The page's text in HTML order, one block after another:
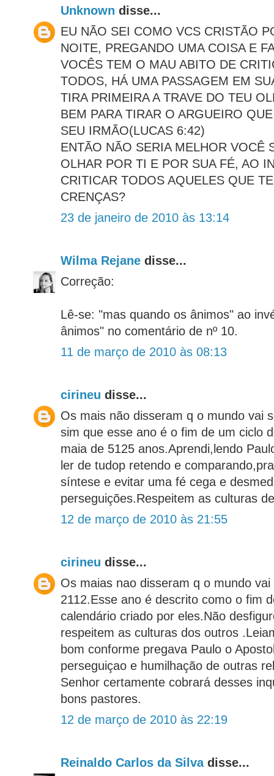
Unknown disse...
EU NÃO SEI COMO VCS CRISTÃO
NOITE, PREGANDO UMA COISA E
VOCÊS TEM O MAU ABITO DE
TODOS, HÁ UMA PASSAGEM EM
TIRA PRIMEIRA A TRAVE DO TEU
BEM PARA TIRAR O ARGUEIRO
SEU IRMÃO(LUCAS 6:42)
ENTÃO NÃO SERIA MELHOR VOCÊ
OLHAR POR TI E POR SUA FÉ, AO
CRITICAR TODOS AQUELES QUE
CRENÇAS?
23 de janeiro de 2010 às 13:14
Wilma Rejane disse...
Correção:
Lê-se: "mas quando os ânimos" ao
ânimos" no comentário de nº 10.
11 de março de 2010 às 08:13
cirineu disse...
Os mais não disseram q o mundo vai
sim que esse ano é o fim de um ciclo
maia de 5125 anos.Aprendi,lendo
ler de tudop retendo e
síntese e evitar uma fé cega e
perseguições.Respeitem as culturas
12 de março de 2010 às 21:55
cirineu disse...
Os maias nao disseram q o mundo
2112.Esse ano é descrito como o fim
calendário criado por eles.Não
respeitem as culturas dos outros
bom conforme pregava Paulo o
perseguiçao e humilhação de outras
Senhor certamente cobrará desses
bons pastores.
12 de março de 2010 às 22:19
Reinaldo Carlos da Silvadisse...